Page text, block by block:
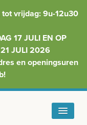
vrijdag: 9u-12u30
17 JULI EN OP
JULI 2026
en openingsuren